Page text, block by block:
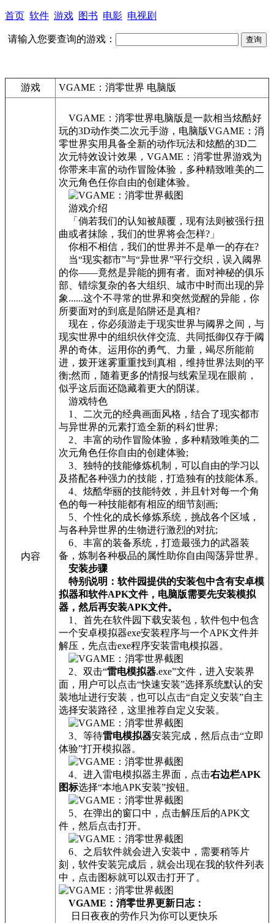
首页 软件 游戏 图书 电影 电视剧
请输入您要查询的游戏：
游戏 VGAME：消零世界 电脑版
内容
VGAME：消零世界电脑版是一款相当炫酷好
玩的3D动作类二次元手游，电脑版VGAME：消
零世界实用具备全新的动作玩法和炫酷的3D二
次元特效设计效果，VGAME：消零世界游戏为
你带来丰富的动作冒险体验，多种精致唯美的二
次元角色任你自由的创建体验。
游戏介绍
「倘若我们的认知被颠覆，现有法则被强行扭
曲或者抹除，我们的世界将会怎样?」
你相不相信，我们的世界并不是单一的存在?
当“现实都市”与“异世界”平行交织，误入阈界
的你——竟然是异能的拥有者。面对神秘的俱乐
部、错综复杂的各大组织、城市中时而出现的异
象......这个不寻常的世界和突然觉醒的异能，你
所要面对的到底是陷阱还是真相?
现在，你必须游走于现实世界与阈界之间，与
现实世界中的组织伙伴交流、共同抵御仅存于阈
界的奇体。运用你的勇气、力量，竭尽所能前
进，拨开迷雾重重找到真相，维持世界法则的平
衡;然而，随着更多的情报与线索呈现在眼前，
似乎这后面还隐藏着更大的阴谋。
游戏特色
1、二次元的经典画面风格，结合了现实都市
与异世界的元素打造全新的科幻世界;
2、丰富的动作冒险体验，多种精致唯美的二
次元角色任你自由的创建体验;
3、独特的技能修炼机制，可以自由的学习以
及搭配各种强力的技能，打造独有的技能体系。
4、炫酷华丽的技能特效，并且针对每一个角
色的每一种技能都有相应的细节刻画;
5、个性化的成长修炼系统，挑战各个区域，
与各种异世界的生物进行激烈的对抗;
6、丰富的装备系统，打造最强力的武器装
备，炼制各种极品的属性助你自由闯荡异世界。
安装步骤
特别说明：软件园提供的安装包中含有安卓模
拟器和软件APK文件，电脑版需要先安装模拟
器，然后再安装APK文件。
1、首先在软件园下载安装包，软件包中包含
一个安卓模拟器exe安装程序与一个APK文件并
解压，先点击exe程序安装雷电模拟器。
2、双击“雷电模拟器.exe”文件，进入安装界
面，用户可以点击“快速安装”选择系统默认的安
装地址进行安装，也可以点击“自定义安装”自主
选择安装路径，这里推荐自定义安装。
3、等待雷电模拟器安装完成，然后点击“立即
体验”打开模拟器。
4、进入雷电模拟器主界面，点击右边栏APK
图标选择“本地APK安装”按钮。
5、在弹出的窗口中，点击解压后的APK文
件，然后点击打开。
6、之后软件就会进入安装中，需要稍等片
刻，软件安装完成后，就会出现在我的软件列表
中，点击图标就可以双击打开了。
VGAME：消零世界更新日志：
日日夜夜的劳作只为你可以更快乐